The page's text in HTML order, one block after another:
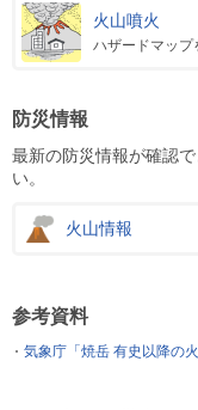
火山噴火
ハザードマップ
防災情報
最新の防災情報が確認
い。
火山情報
参考資料
気象庁「焼岳 有史以降の火